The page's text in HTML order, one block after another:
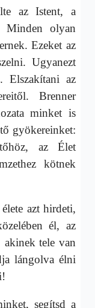
az Istent, a
Minden olyan
Ezeket az
Ugyanezt
Elszakítani az
Brenner
minket is
gyökereinket:
az Élet
kötnek
azt hirdeti,
él, az
tele van
lángolva élni
segítsd a